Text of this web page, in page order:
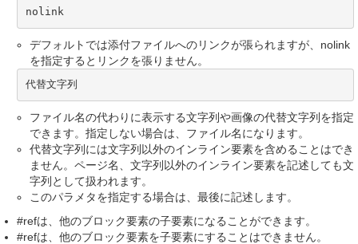
nolink
デフォルトでは添付ファイルへのリンクが張られますが、nolink
を指定するとリンクを張りません。
代替文字列
ファイル名の代わりに表示する文字列や画像の代替文字列を指定
できます。指定しない場合は、ファイル名になります。
代替文字列には文字列以外のインライン要素を含めることはでき
ません。ページ名、文字列以外のインライン要素を記述しても文
字列として扱われます。
このパラメタを指定する場合は、最後に記述します。
#refは、他のブロック要素の子要素になることができます。
#refは、他のブロック要素を子要素にすることはできません。